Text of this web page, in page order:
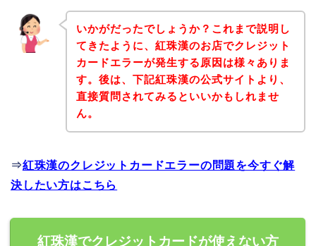
いかがだったでしょうか？これまで説明し
てきたように、紅珠漢のお店でクレジット
カードエラーが発生する原因は様々ありま
す。後は、下記紅珠漢の公式サイトより、
直接質問されてみるといいかもしれませ
ん。
⇒紅珠漢のクレジットカードエラーの問題を今すぐ解
決したい方はこちら
紅珠漢でクレジットカードが使えない方